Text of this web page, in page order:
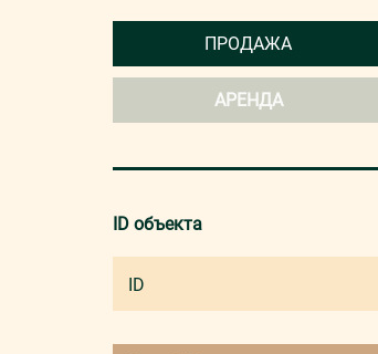
ПРОДАЖА
АРЕНДА
ID объекта